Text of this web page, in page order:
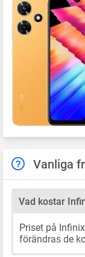
Vanliga
Vad kostar
Priset på
förändras de